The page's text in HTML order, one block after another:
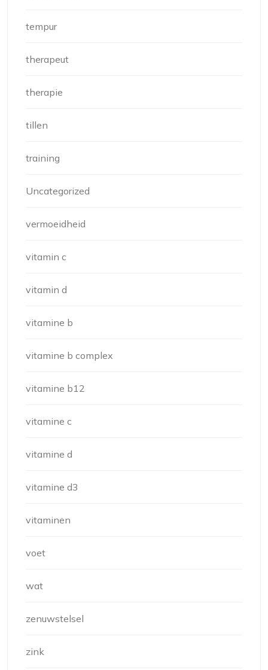
tempur
therapeut
therapie
tillen
training
Uncategorized
vermoeidheid
vitamin c
vitamin d
vitamine b
vitamine b complex
vitamine b12
vitamine c
vitamine d
vitamine d3
vitaminen
voet
wat
zenuwstelsel
zink